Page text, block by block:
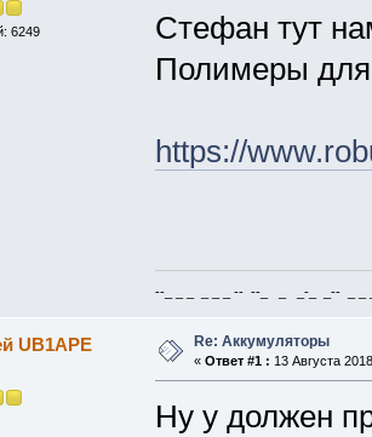
6249
Стефан тут
Полимеры для
https://
--_ _ _ _ _ _ -- --_ _ _-_ _-- _ _
UB1APE Re: Аккумуляторы
« Ответ #1 : 13 Августа
Ну у должен